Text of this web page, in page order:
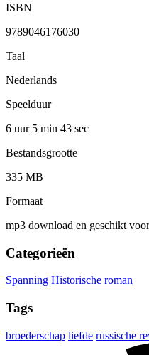
ISBN
9789046176030
Taal
Nederlands
Speelduur
6 uur 5 min 43 sec
Bestandsgrootte
335 MB
Formaat
mp3 download en geschikt
Categorieën
Spanning Historische roman
Tags
broederschap liefde russische